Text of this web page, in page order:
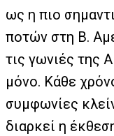
ως η πιο
ποτών στη Β.
τις γωνιές της
μόνο. Κάθε
συμφωνίες
διαρκεί η